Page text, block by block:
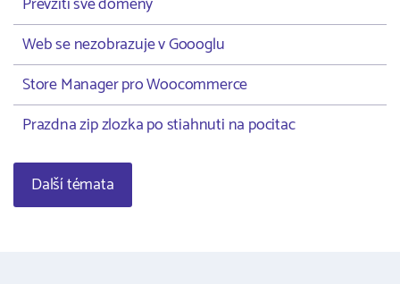
Web se nezobrazuje v Goooglu
Store Manager pro Woocommerce
Prazdna zip zlozka po stiahnuti na pocitac
Další témata